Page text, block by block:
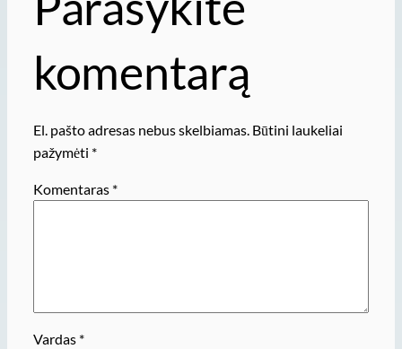
komentarą
El. pašto adresas nebus skelbiamas. Būtini laukeliai
pažymėti *
Komentaras *
Vardas *